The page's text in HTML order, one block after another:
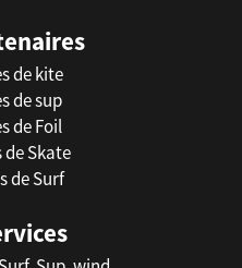
de kite
de sup
de Foil
de Skate
de Surf